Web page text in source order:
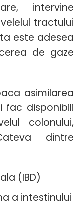
intervine
tractului
este adesea
de gaze
asimilarea
fac disponibili
colonului,
dintre
(IBD)
a intestinului